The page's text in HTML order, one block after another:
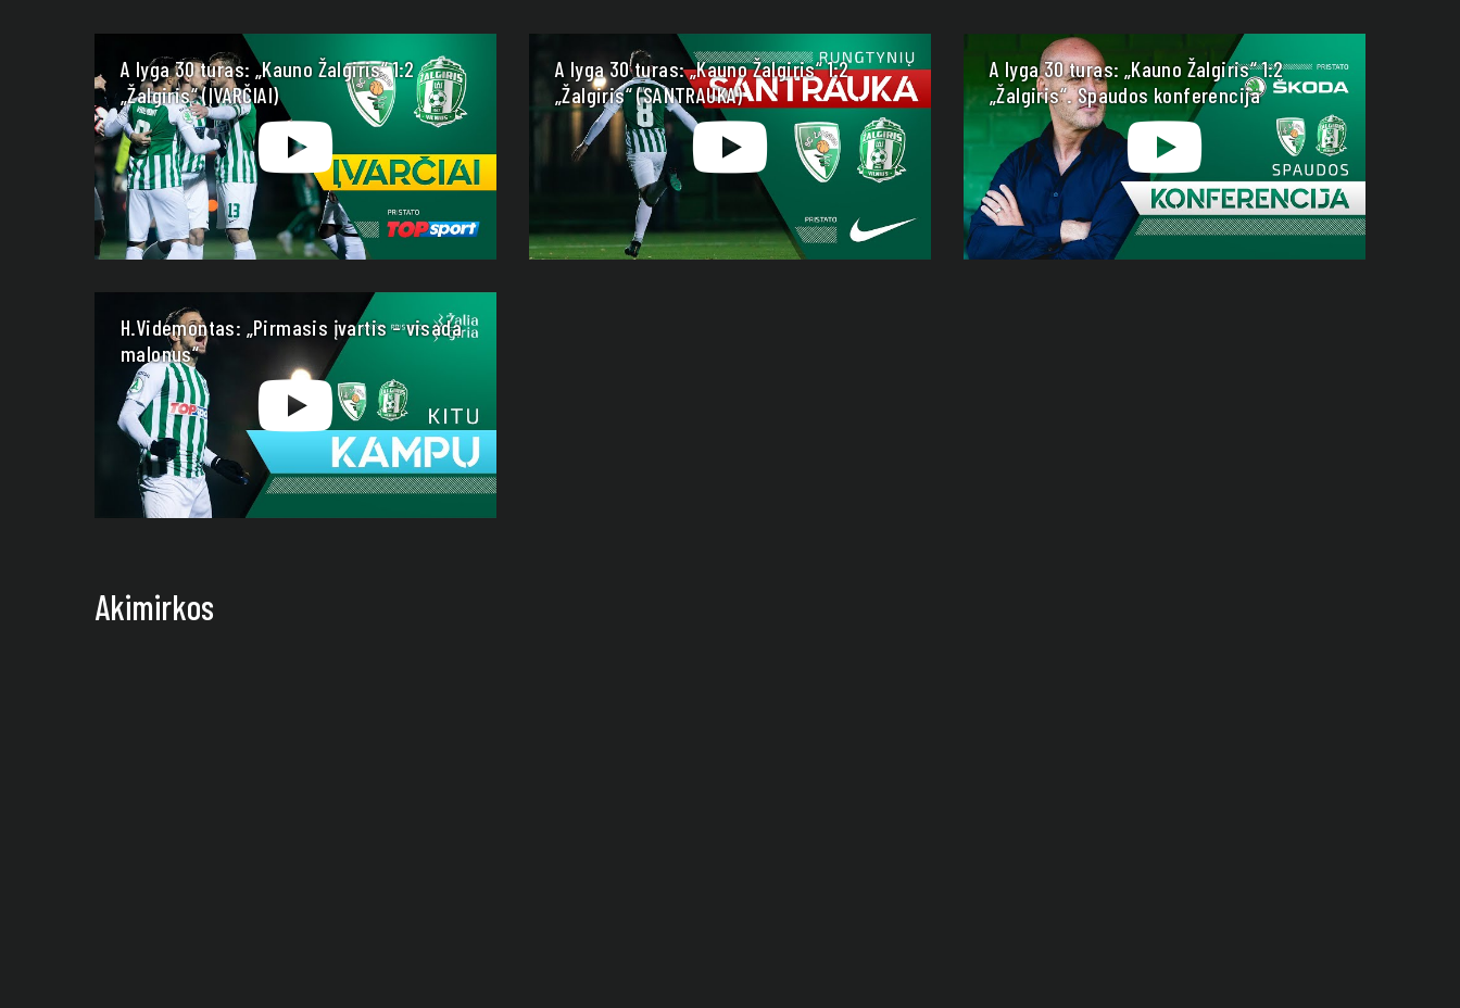
A lyga 30 turas: „Kauno Žalgiris“ 1:2
„Žalgiris“ (ĮVARČIAI)
A lyga 30 turas: „Kauno Žalgiris“ 1:2
„Žalgiris“ (SANTRAUKA)
A lyga 30 turas: „Kauno Žalgiris“ 1:2
„Žalgiris“. Spaudos konferencija
H.Videmontas: „Pirmasis įvartis – visada
malonus“
Akimirkos